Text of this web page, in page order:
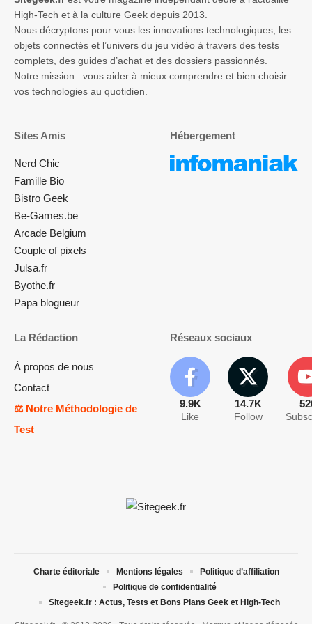
High-Tech et à la culture Geek depuis 2013.
Nous décryptons pour vous les innovations technologiques, les
objets connectés et l’univers du jeu vidéo à travers des tests
complets, des guides d’achat et des dossiers passionnés.
Notre mission : vous aider à mieux comprendre et bien choisir
vos technologies au quotidien.
Sites Amis
Nerd Chic
Famille Bio
Bistro Geek
Be-Games.be
Arcade Belgium
Couple of pixels
Julsa.fr
Byothe.fr
Papa blogueur
Hébergement
La Rédaction
À propos de nous
Contact
⚖️ Notre Méthodologie de
Test
Réseaux sociaux
9.9K
Like
14.7K
Follow
Charte éditoriale Mentions légales
Politique d’affiliation
Politique de confidentialité
Sitegeek.fr : Actus, Tests et Bons Plans Geek et High-Tech